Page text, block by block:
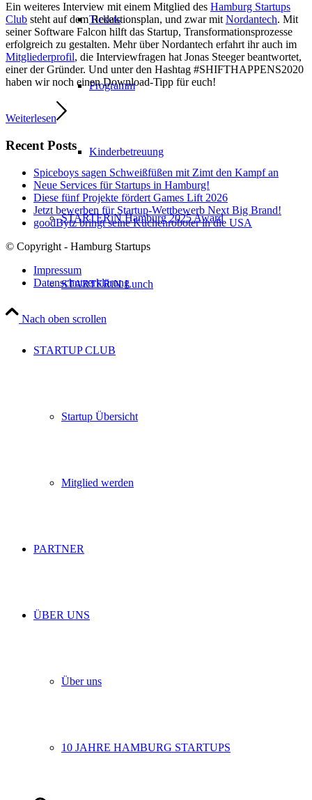
Tickets
Programm
Kinderbetreuung
STARTERiN Hamburg 2025 Award
STARTERiN Lunch
STARTUP CLUB
Startup Übersicht
Mitglied werden
PARTNER
ÜBER UNS
Über uns
10 JAHRE HAMBURG STARTUPS
Ein weiteres Interview mit einem Mitglied des Hamburg Startups
Club steht auf dem Redaktionsplan, und zwar mitNordantech. Mit
seiner Software Falcon hilft das Startup, Transformationsprozesse
erfolgreich zu gestalten. Mehr über Nordantech erfahrt ihr auch im
Mitgliederprofil, die Interviewfragen hat Jonas Steeger beantwortet,
einer der Gründer. Und unter den Hashtag #SHIFTHAPPENS2020
haben wir noch einen Download-Tipp für euch!
Weiterlesen
Recent Posts
Spiceboys sagen Schweißfüßen mit Zimt den Kampf an
Neue Services für Startups in Hamburg!
Diese fünf Projekte fördert Games Lift 2026
Jetzt bewerben für Startup-Wettbewerb Next Big Brand!
goodBytz bringt seine Küchenroboter in die USA
© Copyright - Hamburg Startups
Impressum
Datenschutzerklärung
Nach oben scrollen